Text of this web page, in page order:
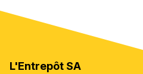
L'Entrepôt SA